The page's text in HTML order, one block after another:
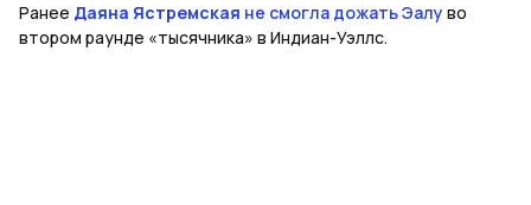
Ранее Даяна Ястремская не смогла дожать Эалу во
втором раунде «тысячника» в Индиан-Уэллс.